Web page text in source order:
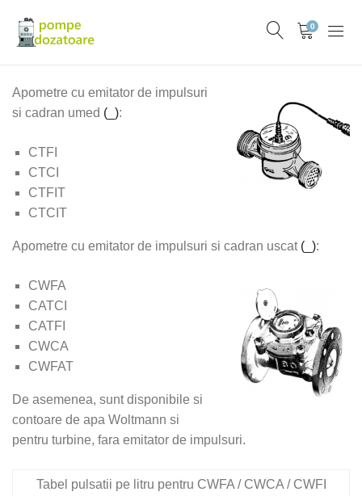
0
Apometre cu emitator de impulsuri
si cadran umed (_):
CTFI
CTCI
CTFIT
CTCIT
Apometre cu emitator de impulsuri si cadran uscat (_):
CWFA
CATCI
CATFI
CWCA
CWFAT
De asemenea, sunt disponibile si
contoare de apa Woltmann si
pentru turbine, fara emitator de impulsuri.
Tabel pulsatii pe litru pentru CWFA / CWCA / CWFI